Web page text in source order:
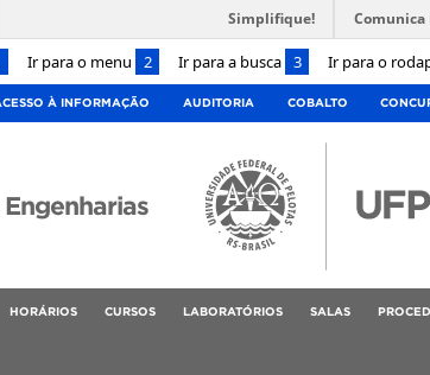
Ir para o menu 2 Ir para a busca 3 Ir para o
Simplifique! Comunica
À INFORMAÇÃO AUDITORIA COBALTO
HORÁRIOS CURSOS LABORATÓRIOS SALAS